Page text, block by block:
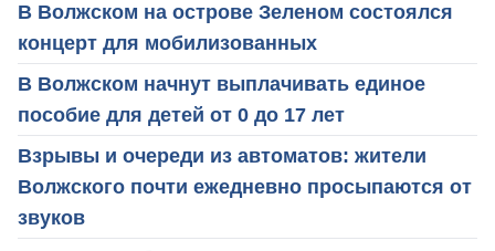
В Волжском на острове Зеленом состоялся
концерт для мобилизованных
В Волжском начнут выплачивать единое
пособие для детей от 0 до 17 лет
Взрывы и очереди из автоматов: жители
Волжского почти ежедневно просыпаются от
звуков